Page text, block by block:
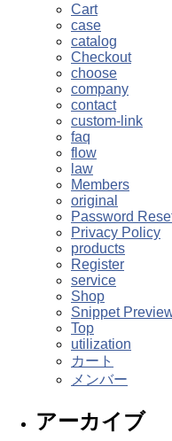
Cart
case
catalog
Checkout
choose
company
contact
custom-link
faq
flow
law
Members
original
Password
Privacy Policy
products
Register
service
Shop
Snippet
Top
utilization
カート
メンバー
アーカイブ